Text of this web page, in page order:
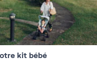
kit bébé